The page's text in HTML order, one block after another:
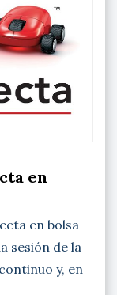
en
en bolsa
sesión de la
y, en